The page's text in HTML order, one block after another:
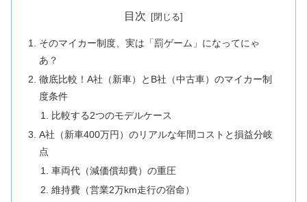
目次
そのマイカー制度、実は「罰ゲーム」になってにゃ
あ？
徹底比較！A社（新車）とB社（中古車）のマイカー制
度条件
比較する2つのモデルケース
A社（新車400万円）のリアルな年間コストと損益分岐
点
車両代（減価償却費）の重圧
維持費（営業2万km走行の宿命）